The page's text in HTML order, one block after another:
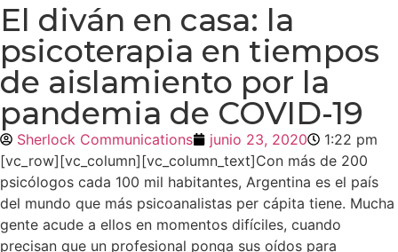
El diván en casa: la
psicoterapia en tiempos
de aislamiento por la
pandemia de COVID-19
Sherlock Communications junio 23, 2020
1:22 pm
[vc_row][vc_column][vc_column_text]Con más de 200
psicólogos cada 100 mil habitantes, Argentina es el país
del mundo que más psicoanalistas per cápita tiene. Mucha
gente acude a ellos en momentos difíciles, cuando
precisan que un profesional ponga sus oídos para